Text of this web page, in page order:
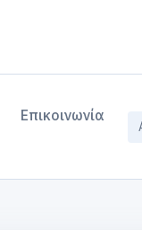
Επικοινωνία